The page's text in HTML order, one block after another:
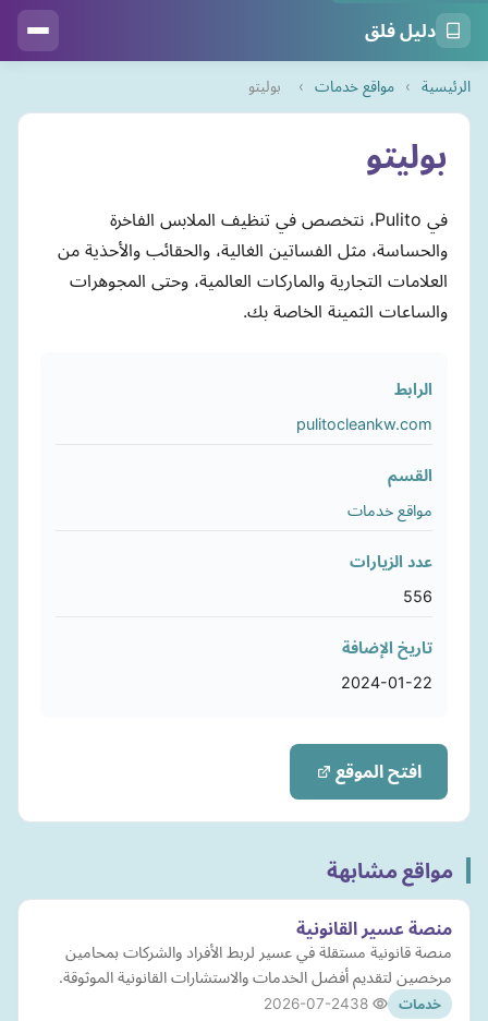
دليل فلق
الرئيسية › مواقع خدمات › بوليتو
بوليتو
في Pulito، نتخصص في تنظيف الملابس الفاخرة
والحساسة، مثل الفساتين الغالية، والحقائب والأحذية من
العلامات التجارية والماركات العالمية، وحتى المجوهرات
والساعات الثمينة الخاصة بك.
الرابط
pulitocleankw.com
القسم
مواقع خدمات
عدد الزيارات
556
تاريخ الإضافة
2024-01-22
افتح الموقع
مواقع مشابهة
منصة عسير القانونية
منصة قانونية مستقلة في عسير لربط الأفراد والشركات بمحامين
مرخصين لتقديم أفضل الخدمات والاستشارات القانونية الموثوقة.
خدمات 2026-07-24